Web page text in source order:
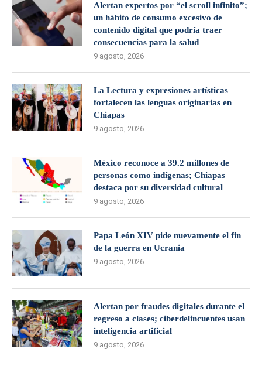
Alertan expertos por “el scroll infinito”;
un hábito de consumo excesivo de
contenido digital que podría traer
consecuencias para la salud
9 agosto, 2026
La Lectura y expresiones artísticas
fortalecen las lenguas originarias en
Chiapas
9 agosto, 2026
México reconoce a 39.2 millones de
personas como indígenas; Chiapas
destaca por su diversidad cultural
9 agosto, 2026
Papa León XIV pide nuevamente el fin
de la guerra en Ucrania
9 agosto, 2026
Alertan por fraudes digitales durante el
regreso a clases; ciberdelincuentes usan
inteligencia artificial
9 agosto, 2026